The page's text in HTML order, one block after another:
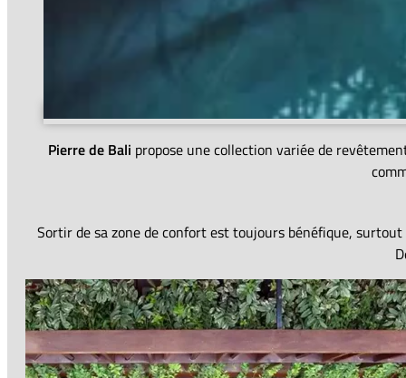
Pierre de Bali propose une collection variée de
Sortir de sa zone de confort est toujours bénéfique,